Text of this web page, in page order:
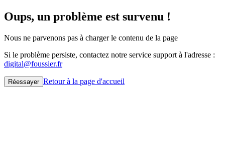
Oups, un problème est survenu !
Nous ne parvenons pas à charger le contenu de la page
Si le problème persiste, contactez notre service support à l'adresse :
digital@foussier.fr
Réessayer Retour à la page d'accueil